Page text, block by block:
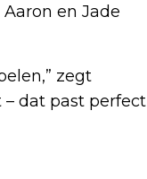
en Jade
zegt
dat past perfect